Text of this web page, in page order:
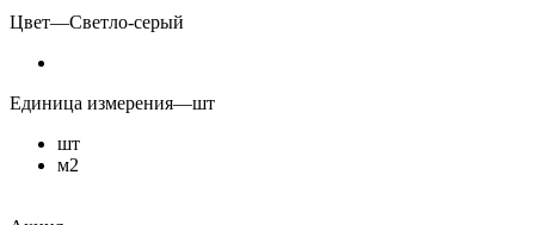
Цвет—Светло-серый
Единица измерения—шт
шт
м2